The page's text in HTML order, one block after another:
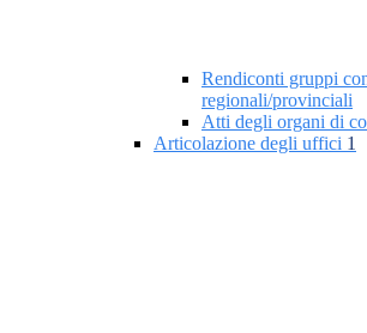
Rendiconti gruppi
regionali/provinciali
Atti degli organi di
Articolazione degli uffici 1